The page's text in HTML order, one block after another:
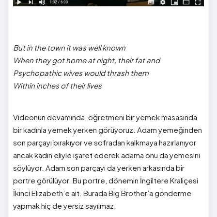
But in the town it was well known
When they got home at night, their fat and
Psychopathic wives would thrash them
Within inches of their lives
Videonun devamında, öğretmeni bir yemek masasında
bir kadınla yemek yerken görüyoruz. Adam yemeğinden
son parçayı bırakıyor ve sofradan kalkmaya hazırlanıyor
ancak kadın eliyle işaret ederek adama onu da yemesini
söylüyor. Adam son parçayı da yerken arkasında bir
portre görülüyor. Bu portre, dönemin İngiltere Kraliçesi
İkinci Elizabeth’e ait. Burada Big Brother’a gönderme
yapmak hiç de yersiz sayılmaz.